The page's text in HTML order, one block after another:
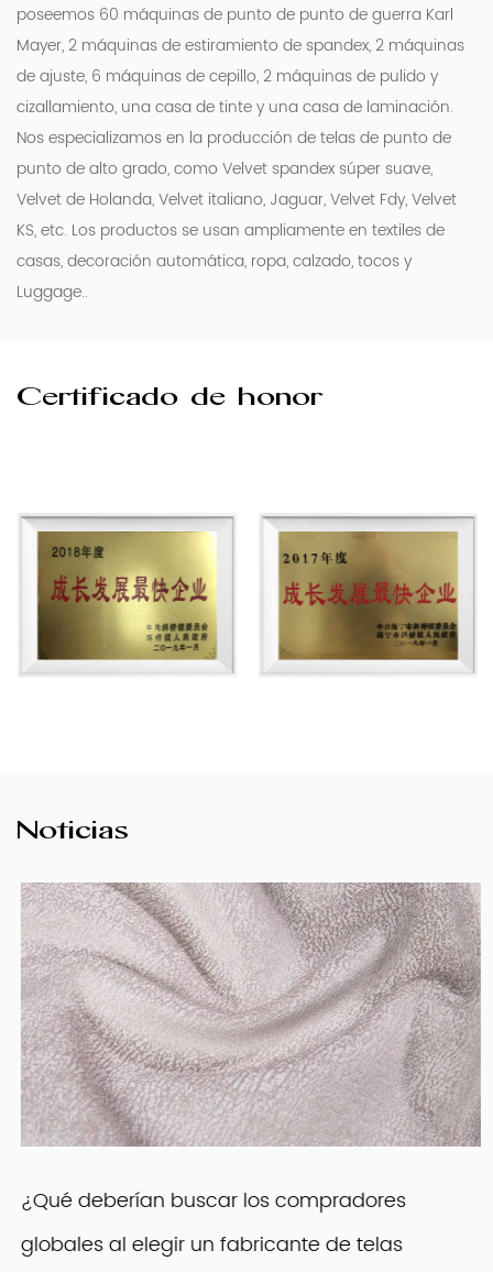
poseemos 60 máquinas de punto de punto de guerra Karl
Mayer, 2 máquinas de estiramiento de spandex, 2 máquinas
de ajuste, 6 máquinas de cepillo, 2 máquinas de pulido y
cizallamiento, una casa de tinte y una casa de laminación.
Nos especializamos en la producción de telas de punto de
punto de alto grado, como Velvet spandex súper suave,
Velvet de Holanda, Velvet italiano, Jaguar, Velvet Fdy, Velvet
KS, etc. Los productos se usan ampliamente en textiles de
casas, decoración automática, ropa, calzado, tocos y
Luggage..
Certificado de honor
Noticias
¿Qué deberían buscar los compradores
globales al elegir un fabricante de telas